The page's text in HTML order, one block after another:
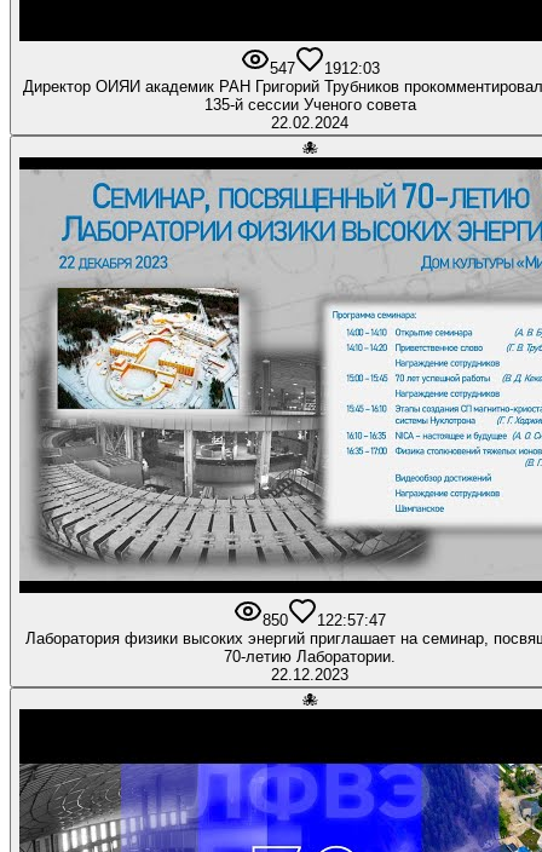
547 1912:03
Директор ОИЯИ академик РАН Григорий Трубников
135-й сессии Ученого совета
22.02.2024
🐙
850 122:57:47
Лаборатория физики высоких энергий приглашает на семинар,
70-летию Лаборатории.
22.12.2023
🐙